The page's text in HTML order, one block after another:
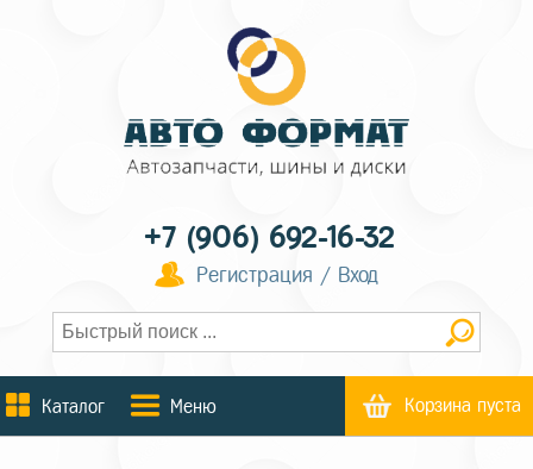
+7 (906) 692-16-32
Регистрация / Вход
Каталог Меню Корзина пуста